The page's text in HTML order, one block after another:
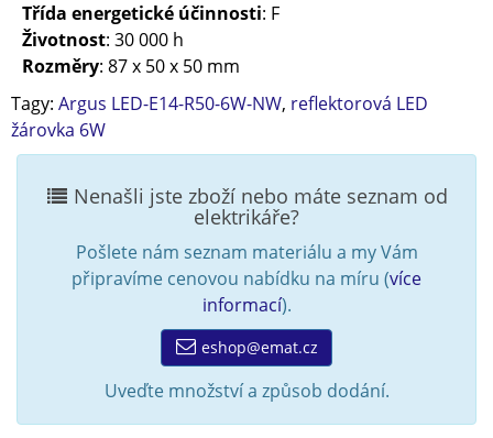
Třída energetické účinnosti: F
Životnost: 30 000 h
Rozměry: 87 x 50 x 50 mm
Tagy: Argus LED-E14-R50-6W-NW, reflektorová LED
žárovka 6W
Nenašli jste zboží nebo máte seznam od
elektrikáře?
Pošlete nám seznam materiálu a my Vám
připravíme cenovou nabídku na míru (více
informací).
eshop@emat.cz
Uveďte množství a způsob dodání.